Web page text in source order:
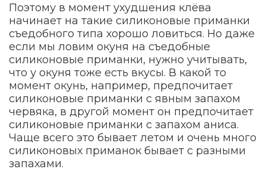
Поэтому в момент ухудшения клёва
начинает на такие силиконовые приманки
съедобного типа хорошо ловиться. Но даже
если мы ловим окуня на съедобные
силиконовые приманки, нужно учитывать,
что у окуня тоже есть вкусы. В какой то
момент окунь, например, предпочитает
силиконовые приманки с явным запахом
червяка, в другой момент он предпочитает
силиконовые приманки с запахом аниса.
Чаще всего это бывает летом и очень много
силиконовых приманок бывает с разными
запахами.